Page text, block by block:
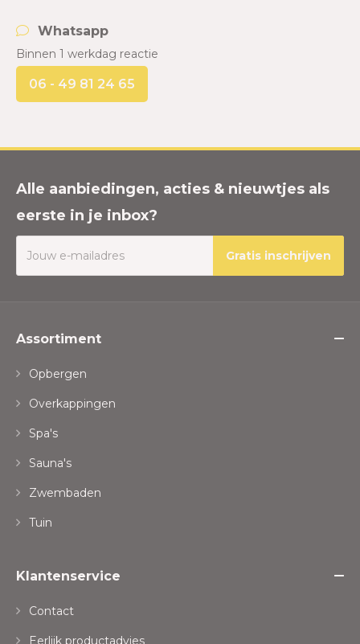
Whatsapp
Binnen 1 werkdag reactie
06 - 49 81 24 65
Alle aanbiedingen, acties & nieuwtjes als
eerste in je inbox?
Gratis inschrijven
Assortiment
Opbergen
Overkappingen
Spa's
Sauna's
Zwembaden
Tuin
Klantenservice
Contact
Eerlijk productadvies